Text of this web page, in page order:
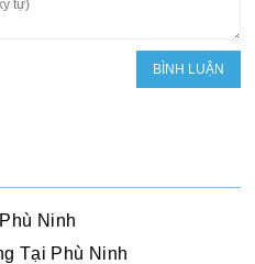
Ninh
Tại Phù Ninh